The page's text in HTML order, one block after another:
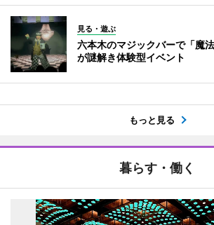
見る・遊ぶ
六本木のマジックバーで「魔
が謎解き体験型イベント
もっと見る
暮らす・働く